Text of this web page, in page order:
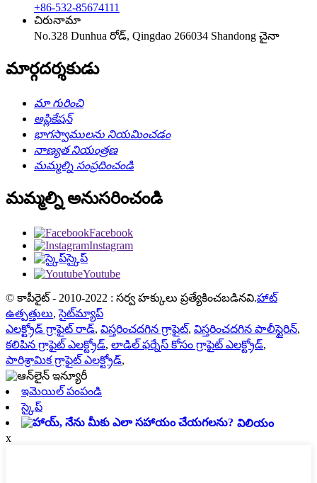
+86-532-85674111
చిరునామా
No.328 Dunhua రోడ్, Qingdao 266034 Shandong చైనా
మార్గదర్శకుడు
మా గురించి
అప్లికేషన్
భాగస్వాములను నియమించడం
నాణ్యత నియంత్రణ
మమ్మల్ని సంప్రదించండి
మమ్మల్ని అనుసరించండి
Facebook
Instagram
స్కైప్
Youtube
© కాపీరైట్ - 2010-2022 : సర్వ హక్కులు ప్రత్యేకించబడినవి.హాట్
ఉత్పత్తులు,సైట్‌మ్యాప్
ఎలక్ట్రోడ్ గ్రాఫైట్ రాడ్, విస్తరించదగిన గ్రాఫైట్, విస్తరించదగిన పాలీస్టైరిన్,
కలిపిన గ్రాఫైట్ ఎలక్ట్రోడ్, లాడిల్ ఫర్నేస్ కోసం గ్రాఫైట్ ఎలక్ట్రోడ్,
పారిశ్రామిక గ్రాఫైట్ ఎలక్ట్రోడ్,
ఇమెయిల్ పంపండి
స్కైప్
విలియం
x